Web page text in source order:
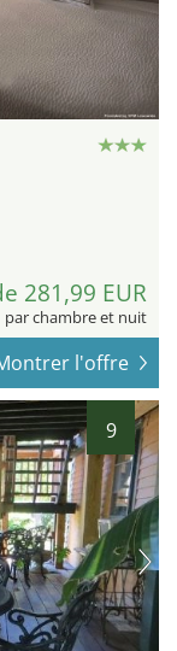
281,99 EUR
par chambre et nuit
l'offre
9